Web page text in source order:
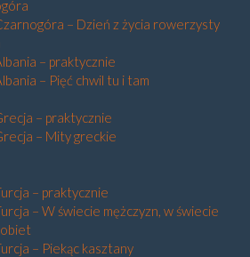
– Dzień z życia rowerzysty
– praktycznie
– Pięć chwil tu i tam
– praktycznie
– Mity greckie
– praktycznie
– W świecie mężczyzn, w świecie
– Piekąc kasztany